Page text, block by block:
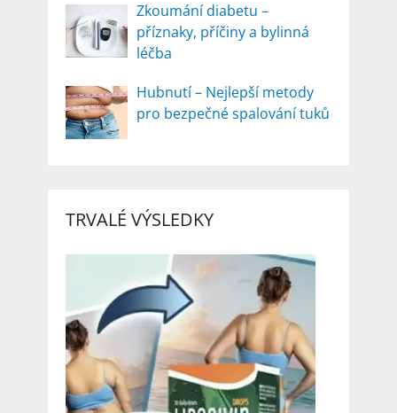
Zkoumání diabetu –
příznaky, příčiny a bylinná
léčba
Hubnutí – Nejlepší metody
pro bezpečné spalování tuků
TRVALÉ VÝSLEDKY